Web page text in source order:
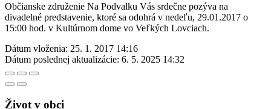
Občianske združenie Na Podvalku Vás srdečne pozýva na
divadelné predstavenie, ktoré sa odohrá v nedeľu, 29.01.2017 o
15:00 hod. v Kultúrnom dome vo Veľkých Lovciach.
Dátum vloženia: 25. 1. 2017 14:16
Dátum poslednej aktualizácie: 6. 5. 2025 14:32
Život v obci